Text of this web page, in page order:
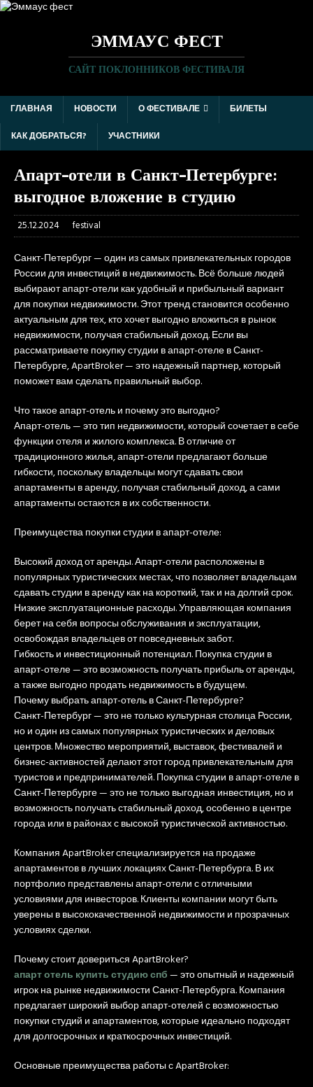
ЭММАУС ФЕСТ
САЙТ ПОКЛОННИКОВ ФЕСТИВАЛЯ
ГЛАВНАЯ НОВОСТИ О ФЕСТИВАЛЕ
БИЛЕТЫ
КАК ДОБРАТЬСЯ?
УЧАСТНИКИ
Апарт-отели в Санкт-Петербурге:
выгодное вложение в студию
25.12.2024 festival
Санкт-Петербург — один из самых привлекательных городов
России для инвестиций в недвижимость. Всё больше людей
выбирают апарт-отели как удобный и прибыльный вариант
для покупки недвижимости. Этот тренд становится особенно
актуальным для тех, кто хочет выгодно вложиться в рынок
недвижимости, получая стабильный доход. Если вы
рассматриваете покупку студии в апарт-отеле в Санкт-
Петербурге, ApartBroker — это надежный партнер, который
поможет вам сделать правильный выбор.
Что такое апарт-отель и почему это выгодно?
Апарт-отель — это тип недвижимости, который сочетает в себе
функции отеля и жилого комплекса. В отличие от
традиционного жилья, апарт-отели предлагают больше
гибкости, поскольку владельцы могут сдавать свои
апартаменты в аренду, получая стабильный доход, а сами
апартаменты остаются в их собственности.
Преимущества покупки студии в апарт-отеле:
Высокий доход от аренды. Апарт-отели расположены в
популярных туристических местах, что позволяет владельцам
сдавать студии в аренду как на короткий, так и на долгий срок.
Низкие эксплуатационные расходы. Управляющая компания
берет на себя вопросы обслуживания и эксплуатации,
освобождая владельцев от повседневных забот.
Гибкость и инвестиционный потенциал. Покупка студии в
апарт-отеле — это возможность получать прибыль от аренды,
а также выгодно продать недвижимость в будущем.
Почему выбрать апарт-отель в Санкт-Петербурге?
Санкт-Петербург — это не только культурная столица России,
но и один из самых популярных туристических и деловых
центров. Множество мероприятий, выставок, фестивалей и
бизнес-активностей делают этот город привлекательным для
туристов и предпринимателей. Покупка студии в апарт-отеле в
Санкт-Петербурге — это не только выгодная инвестиция, но и
возможность получать стабильный доход, особенно в центре
города или в районах с высокой туристической активностью.
Компания ApartBroker специализируется на продаже
апартаментов в лучших локациях Санкт-Петербурга. В их
портфолио представлены апарт-отели с отличными
условиями для инвесторов. Клиенты компании могут быть
уверены в высококачественной недвижимости и прозрачных
условиях сделки.
Почему стоит довериться ApartBroker?
апарт отель купить студию спб— это опытный и надежный
игрок на рынке недвижимости Санкт-Петербурга. Компания
предлагает широкий выбор апарт-отелей с возможностью
покупки студий и апартаментов, которые идеально подходят
для долгосрочных и краткосрочных инвестиций.
Основные преимущества работы с ApartBroker: